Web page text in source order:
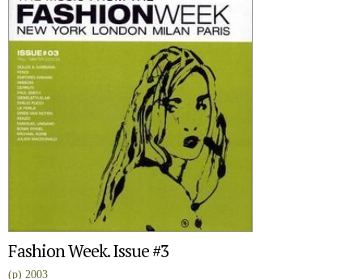
Fashion Week. Issue #3
(p) 2003